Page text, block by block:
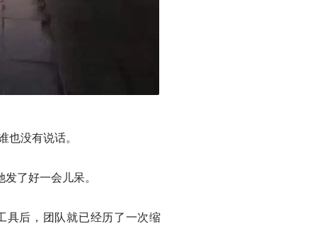
没有说话。
了好一会儿呆。
具后，团队就已经历了一次缩